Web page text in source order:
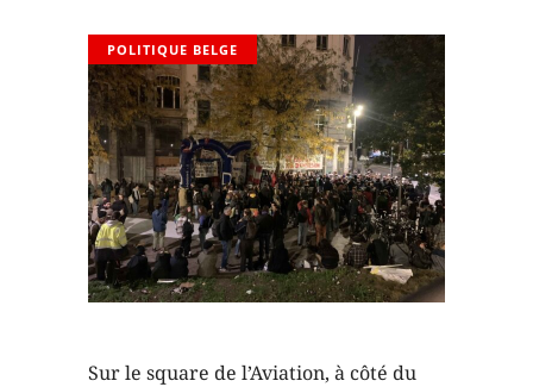
POLITIQUE BELGE
Sur le square de l’Aviation, à côté du